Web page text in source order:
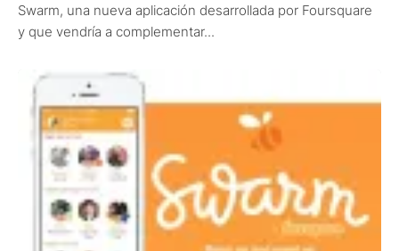
Swarm, una nueva aplicación desarrollada por Foursquare
y que vendría a complementar...